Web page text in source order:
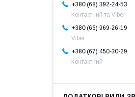
+380 (68) 392-24-53
Контактний та Viber
+380 (66) 969-26-19
Viber
+380 (67) 450-30-29
Контактний